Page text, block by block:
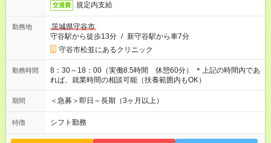
交通費 規定内支給
勤務地
茨城県守谷市
守谷駅から徒歩13分 / 新守谷駅から車7分
守谷市松並にあるクリニック
勤務時間
8：30～18：00（実働8.5時間 休憩60分） ＊上記の時間内であ
れば、就業時間の相談可能（扶養範囲内もOK）
期間 ＜急募＞即日～長期（3ヶ月以上）
特徴 シフト勤務